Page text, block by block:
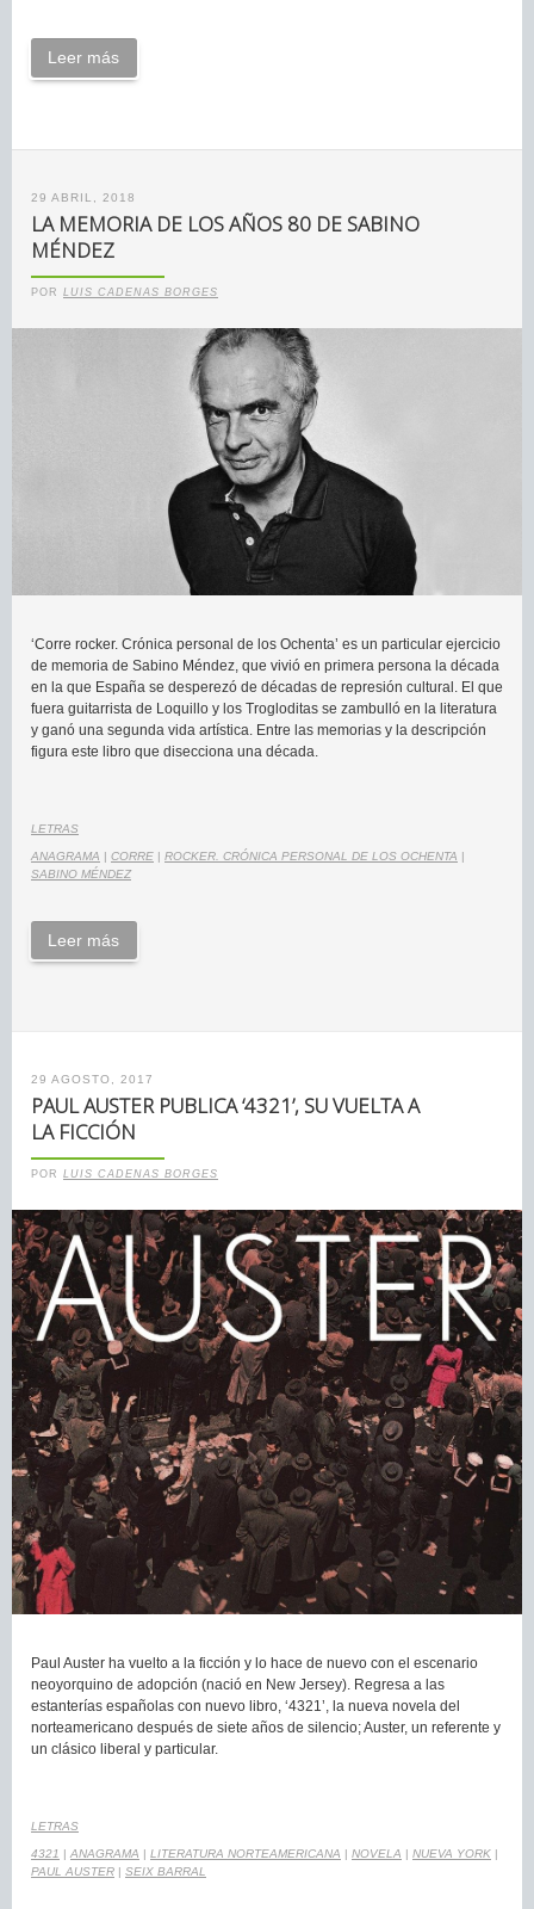
Leer más
29 ABRIL, 2018
LA MEMORIA DE LOS AÑOS 80 DE SABINO
MÉNDEZ
POR LUIS CADENAS BORGES
‘Corre rocker. Crónica personal de los Ochenta’ es un particular ejercicio
de memoria de Sabino Méndez, que vivió en primera persona la década
en la que España se desperezó de décadas de represión cultural. El que
fuera guitarrista de Loquillo y los Trogloditas se zambulló en la literatura
y ganó una segunda vida artística. Entre las memorias y la descripción
figura este libro que disecciona una década.
LETRAS
ANAGRAMA | CORRE | ROCKER. CRÓNICA PERSONAL DE LOS OCHENTA |
SABINO MÉNDEZ
Leer más
29 AGOSTO, 2017
PAUL AUSTER PUBLICA ‘4321’, SU VUELTA A
LA FICCIÓN
POR LUIS CADENAS BORGES
Paul Auster ha vuelto a la ficción y lo hace de nuevo con el escenario
neoyorquino de adopción (nació en New Jersey). Regresa a las
estanterías españolas con nuevo libro, ‘4321’, la nueva novela del
norteamericano después de siete años de silencio; Auster, un referente y
un clásico liberal y particular.
LETRAS
4321 | ANAGRAMA | LITERATURA NORTEAMERICANA | NOVELA | NUEVA YORK |
PAUL AUSTER | SEIX BARRAL